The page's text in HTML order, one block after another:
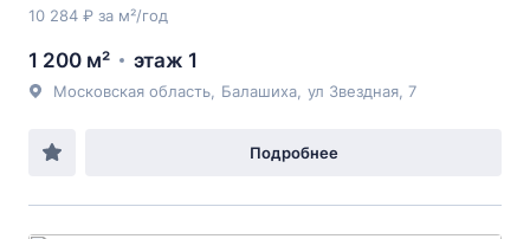
10 284 ₽ за м²/год
1 200 м² этаж 1
Московская область Балашиха ул Звездная , 7
Подробнее